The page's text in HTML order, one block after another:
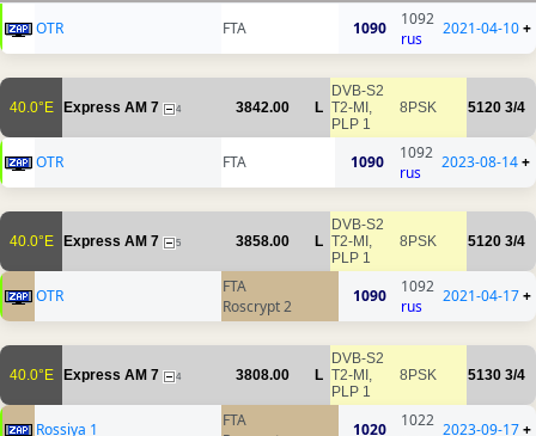
OTR
FTA 1090
1092
rus
2021-04-10+
40.0°E Express AM 7 4 3842.00 L
DVB-S2
T2-MI,
PLP 1
8PSK 5120 3/4
OTR FTA 1090
1092
rus
2023-08-14+
40.0°E Express AM 7 5 3858.00 L
DVB-S2
T2-MI,
PLP 1
8PSK 5120 3/4
OTR
FTA
Roscrypt 2
1090
1092
rus
2021-04-17+
40.0°E Express AM 7 4 3808.00 L
DVB-S2
T2-MI,
PLP 1
8PSK 5130 3/4
Rossiya 1
FTA
1020
1022 2023-09-17+